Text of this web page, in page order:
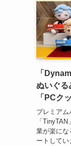
「
ぬいぐる
「PCク
プレミアム
「
業が楽にな
ートして